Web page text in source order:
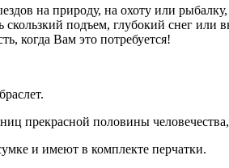
на природу, на охоту или рыбалку,
подъем, глубокий снег или
когда Вам это потребуется!
прекрасной половины
и имеют в комплекте перчатки.